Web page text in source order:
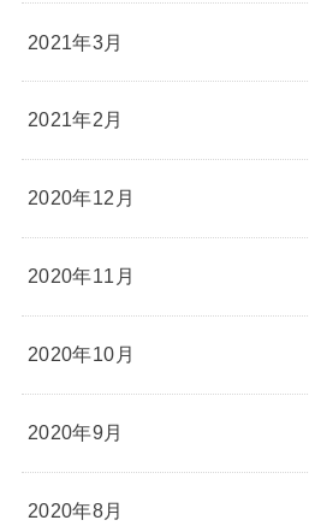
2021年3月
2021年2月
2020年12月
2020年11月
2020年10月
2020年9月
2020年8月